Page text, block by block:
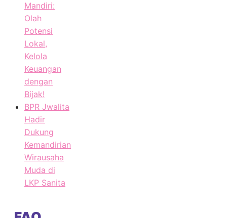
Mandiri:
Olah
Potensi
Lokal,
Kelola
Keuangan
dengan
Bijak!
BPR Jwalita
Hadir
Dukung
Kemandirian
Wirausaha
Muda di
LKP Sanita